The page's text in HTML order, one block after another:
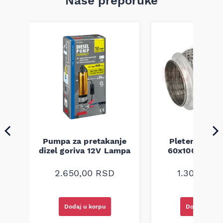
Pumpa za pretakanje
dizel goriva 12V Lampa
2.650,00 RSD
Dodaj u korpu
Pletenica
60x100
1.300,00
Dodaj u